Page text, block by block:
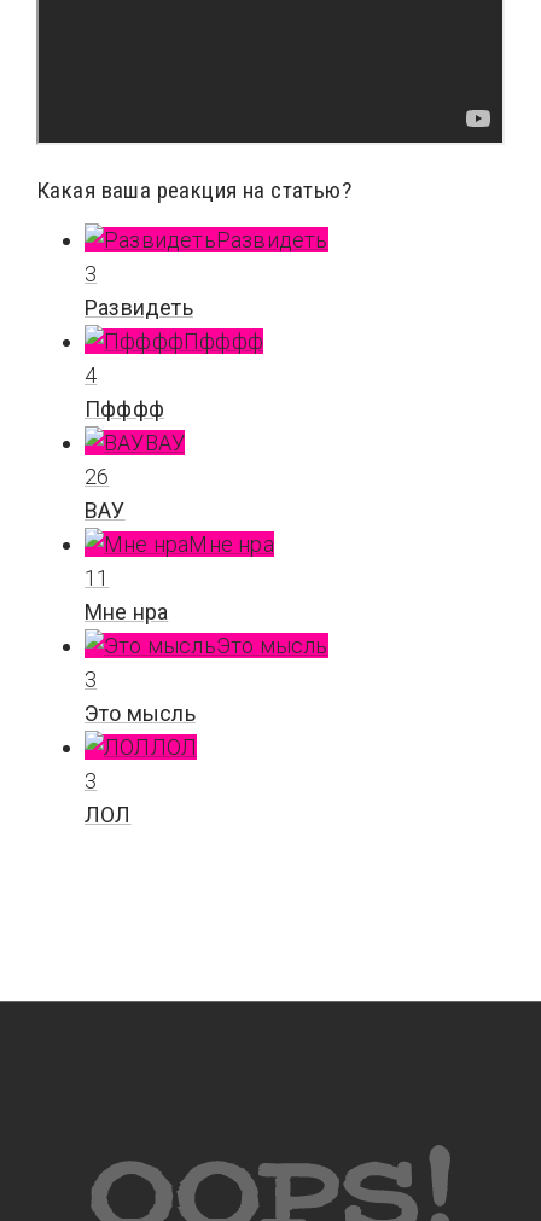
Какая ваша реакция на статью?
Развидеть
3
Развидеть
Пфффф
4
Пфффф
ВАУ
26
ВАУ
Мне нра
11
Мне нра
Это мысль
3
Это мысль
ЛОЛ
3
ЛОЛ